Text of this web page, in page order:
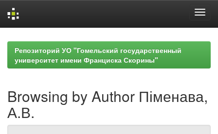
navigationРепозиторий УО "Гомельский государственный
университет имени Франциска Скорины"
Browsing by Author Піменава,
А.В.